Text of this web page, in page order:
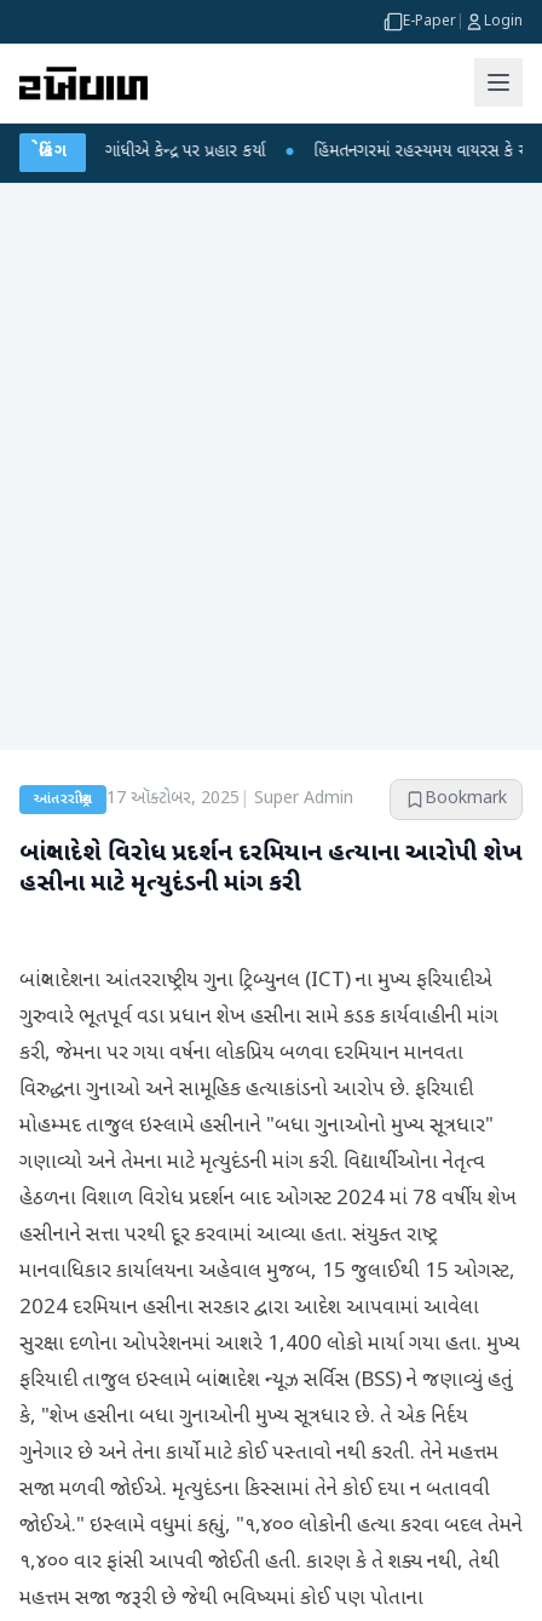
E-Paper Login
બ્રેકિંગ
ગાંધીએ કેન્દ્ર પર પ્રહાર કર્યા ● હિંમતનગરમાં રહસ્યમય વાયરસ કે ચાંદીપુરા? 6
આંતરરાષ્ટ્રીય 17 ઑક્ટોબર, 2025 Super Admin Bookmark
બાંગ્લાદેશે વિરોધ પ્રદર્શન દરમિયાન હત્યાના આરોપી શેખ
હસીના માટે મૃત્યુદંડની માંગ કરી
બાંગ્લાદેશના આંતરરાષ્ટ્રીય ગુના ટ્રિબ્યુનલ (ICT) ના મુખ્ય ફરિયાદીએ
ગુરુવારે ભૂતપૂર્વ વડા પ્રધાન શેખ હસીના સામે કડક કાર્યવાહીની માંગ
કરી, જેમના પર ગયા વર્ષના લોકપ્રિય બળવા દરમિયાન માનવતા
વિરુદ્ધના ગુનાઓ અને સામૂહિક હત્યાકાંડનો આરોપ છે. ફરિયાદી
મોહમ્મદ તાજુલ ઇસ્લામે હસીનાને "બધા ગુનાઓનો મુખ્ય સૂત્રધાર"
ગણાવ્યો અને તેમના માટે મૃત્યુદંડની માંગ કરી. વિદ્યાર્થીઓના નેતૃત્વ
હેઠળના વિશાળ વિરોધ પ્રદર્શન બાદ ઓગસ્ટ 2024 માં 78 વર્ષીય શેખ
હસીનાને સત્તા પરથી દૂર કરવામાં આવ્યા હતા. સંયુક્ત રાષ્ટ્ર
માનવાધિકાર કાર્યાલયના અહેવાલ મુજબ, 15 જુલાઈથી 15 ઓગસ્ટ,
2024 દરમિયાન હસીના સરકાર દ્વારા આદેશ આપવામાં આવેલા
સુરક્ષા દળોના ઓપરેશનમાં આશરે 1,400 લોકો માર્યા ગયા હતા. મુખ્ય
ફરિયાદી તાજુલ ઇસ્લામે બાંગ્લાદેશ ન્યૂઝ સર્વિસ (BSS) ને જણાવ્યું હતું
કે, "શેખ હસીના બધા ગુનાઓની મુખ્ય સૂત્રધાર છે. તે એક નિર્દય
ગુનેગાર છે અને તેના કાર્યો માટે કોઈ પસ્તાવો નથી કરતી. તેને મહત્તમ
સજા મળવી જોઈએ. મૃત્યુદંડના કિસ્સામાં તેને કોઈ દયા ન બતાવવી
જોઈએ." ઇસ્લામે વધુમાં કહ્યું, "૧,૪૦૦ લોકોની હત્યા કરવા બદલ તેમને
૧,૪૦૦ વાર ફાંસી આપવી જોઈતી હતી. કારણ કે તે શક્ય નથી, તેથી
મહત્તમ સજા જરૂરી છે જેથી ભવિષ્યમાં કોઈ પણ પોતાના